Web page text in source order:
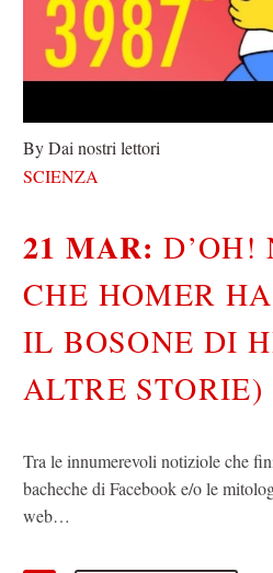
By Dai nostri lettori
SCIENZA
21 MAR:D’OH!
CHE HOMER
IL BOSONE DI
ALTRE STORIE)
Tra le innumerevoli notiziole che
bacheche di Facebook e/o le
web…